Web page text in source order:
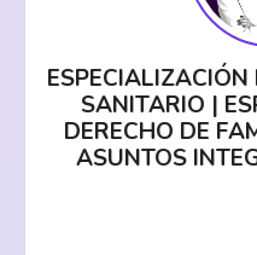
ESPECIALIZACIÓN
SANITARIO |
DERECHO DE
ASUNTOS